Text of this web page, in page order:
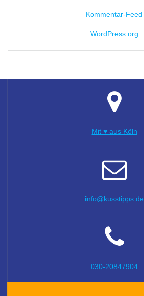
Kommentar-Feed
WordPress.org
Mit ♥ aus Köln
info@kusstipps.de
030-20847904